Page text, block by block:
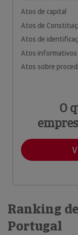
Atos de capital
Atos de
Atos de
Atos informativos
Atos sobre
O
Ranking
Portugal